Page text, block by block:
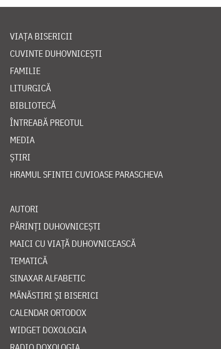
VIAȚA BISERICII
CUVINTE DUHOVNICEȘTI
FAMILIE
LITURGICĂ
BIBLIOTECĂ
ÎNTREABĂ PREOTUL
MEDIA
ȘTIRI
HRAMUL SFINTEI CUVIOASE PARASCHEVA
AUTORI
PĂRINȚI DUHOVNICEȘTI
MAICI CU VIAȚĂ DUHOVNICEASCĂ
TEMATICĂ
SINAXAR ALFABETIC
MĂNĂSTIRI ȘI BISERICI
CALENDAR ORTODOX
WIDGET DOXOLOGIA